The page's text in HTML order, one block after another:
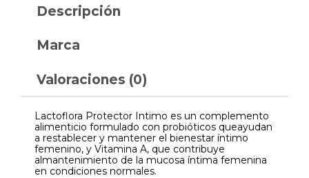
Descripción
Marca
Valoraciones (0)
Lactoflora Protector Intimo es un complemento
alimenticio formulado con probióticos queayudan
a restablecer y mantener el bienestar íntimo
femenino, y Vitamina A, que contribuye
almantenimiento de la mucosa íntima femenina
en condiciones normales.